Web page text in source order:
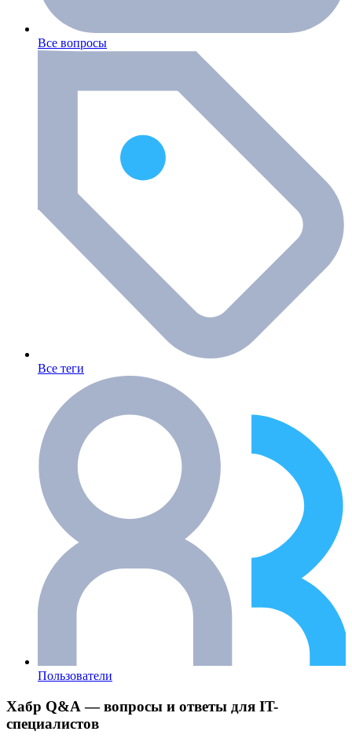
Все вопросы
Все теги
Пользователи
Хабр Q&A — вопросы и ответы для IT-
специалистов